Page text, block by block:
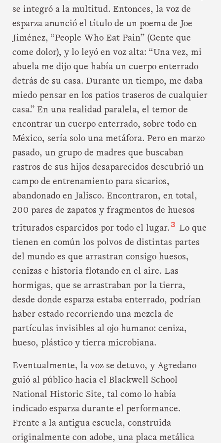
se integró a la multitud. Entonces, la voz de
esparza anunció el título de un poema de Joe
Jiménez, “People Who Eat Pain” (Gente que
come dolor), y lo leyó en voz alta: “Una vez, mi
abuela me dijo que había un cuerpo enterrado
detrás de su casa. Durante un tiempo, me daba
miedo pensar en los patios traseros de cualquier
casa.” En una realidad paralela, el temor de
encontrar un cuerpo enterrado, sobre todo en
México, sería solo una metáfora. Pero en marzo
pasado, un grupo de madres que buscaban
rastros de sus hijos desaparecidos descubrió un
campo de entrenamiento para sicarios,
abandonado en Jalisco. Encontraron, en total,
200 pares de zapatos y fragmentos de huesos
triturados esparcidos por todo el lugar.3 Lo que
tienen en común los polvos de distintas partes
del mundo es que arrastran consigo huesos,
cenizas e historia flotando en el aire. Las
hormigas, que se arrastraban por la tierra,
desde donde esparza estaba enterrado, podrían
haber estado recorriendo una mezcla de
partículas invisibles al ojo humano: ceniza,
hueso, plástico y tierra microbiana.
Eventualmente, la voz se detuvo, y Agredano
guió al público hacia el Blackwell School
National Historic Site, tal como lo había
indicado esparza durante el performance.
Frente a la antigua escuela, construida
originalmente con adobe, una placa metálica